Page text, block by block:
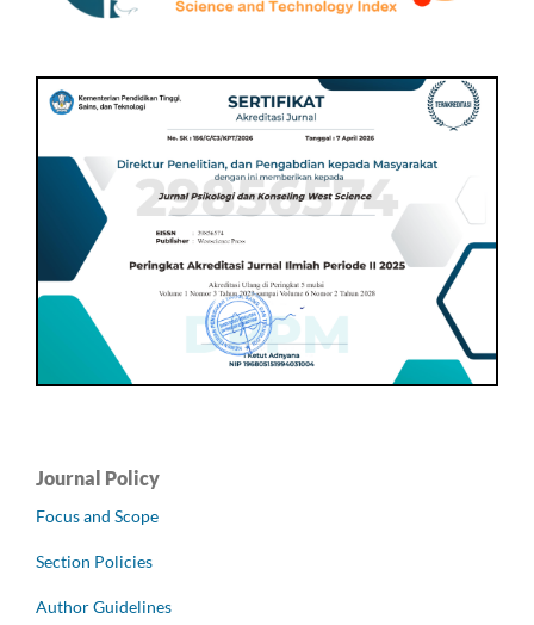
Journal Policy
Focus and Scope
Section Policies
Author Guidelines